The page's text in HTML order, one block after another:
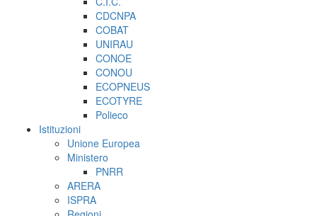
CDCNPA
COBAT
UNIRAU
CONOE
CONOU
ECOPNEUS
ECOTYRE
Polieco
Istituzioni
Unione Europea
Ministero
PNRR
ARERA
ISPRA